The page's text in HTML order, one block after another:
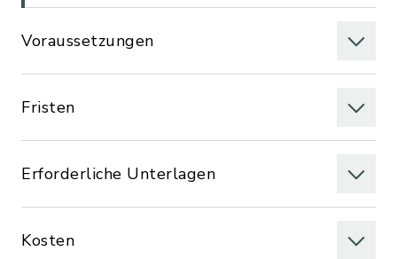
Voraussetzungen
Fristen
Erforderliche Unterlagen
Kosten